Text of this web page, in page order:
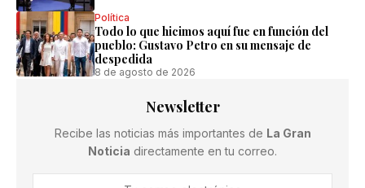
Política
Todo lo que hicimos aquí fue en función del
pueblo: Gustavo Petro en su mensaje de
despedida
8 de agosto de 2026
Newsletter
Recibe las noticias más importantes de La Gran
Noticia directamente en tu correo.